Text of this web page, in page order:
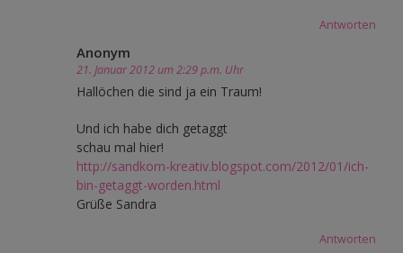
Antworten
Anonym
21. Januar 2012 um 2:29 p.m. Uhr
Hallöchen die sind ja ein Traum!
Und ich habe dich getaggt
schau mal hier!
http://sandkorn-kreativ.blogspot.com/2012/01/ich-
bin-getaggt-worden.html
Grüße Sandra
Antworten